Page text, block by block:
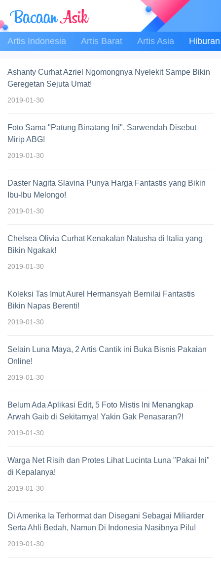
Artis Indonesia Artis Barat Artis Asia Hiburan
Ashanty Curhat Azriel Ngomongnya Nyelekit Sampe Bikin
Geregetan Sejuta Umat!
2019-01-30
Foto Sama "Patung Binatang Ini", Sarwendah Disebut
Mirip ABG!
2019-01-30
Daster Nagita Slavina Punya Harga Fantastis yang Bikin
Ibu-Ibu Melongo!
2019-01-30
Chelsea Olivia Curhat Kenakalan Natusha di Italia yang
Bikin Ngakak!
2019-01-30
Koleksi Tas Imut Aurel Hermansyah Bernilai Fantastis
Bikin Napas Berenti!
2019-01-30
Selain Luna Maya, 2 Artis Cantik ini Buka Bisnis Pakaian
Online!
2019-01-30
Belum Ada Aplikasi Edit, 5 Foto Mistis Ini Menangkap
Arwah Gaib di Sekitarnya! Yakin Gak Penasaran?!
2019-01-30
Warga Net Risih dan Protes Lihat Lucinta Luna "Pakai Ini"
di Kepalanya!
2019-01-30
Di Amerika Ia Terhormat dan Disegani Sebagai Miliarder
Serta Ahli Bedah, Namun Di Indonesia Nasibnya Pilu!
2019-01-30